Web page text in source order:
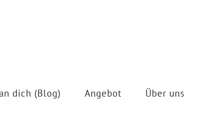
dich (Blog) Angebot Über uns